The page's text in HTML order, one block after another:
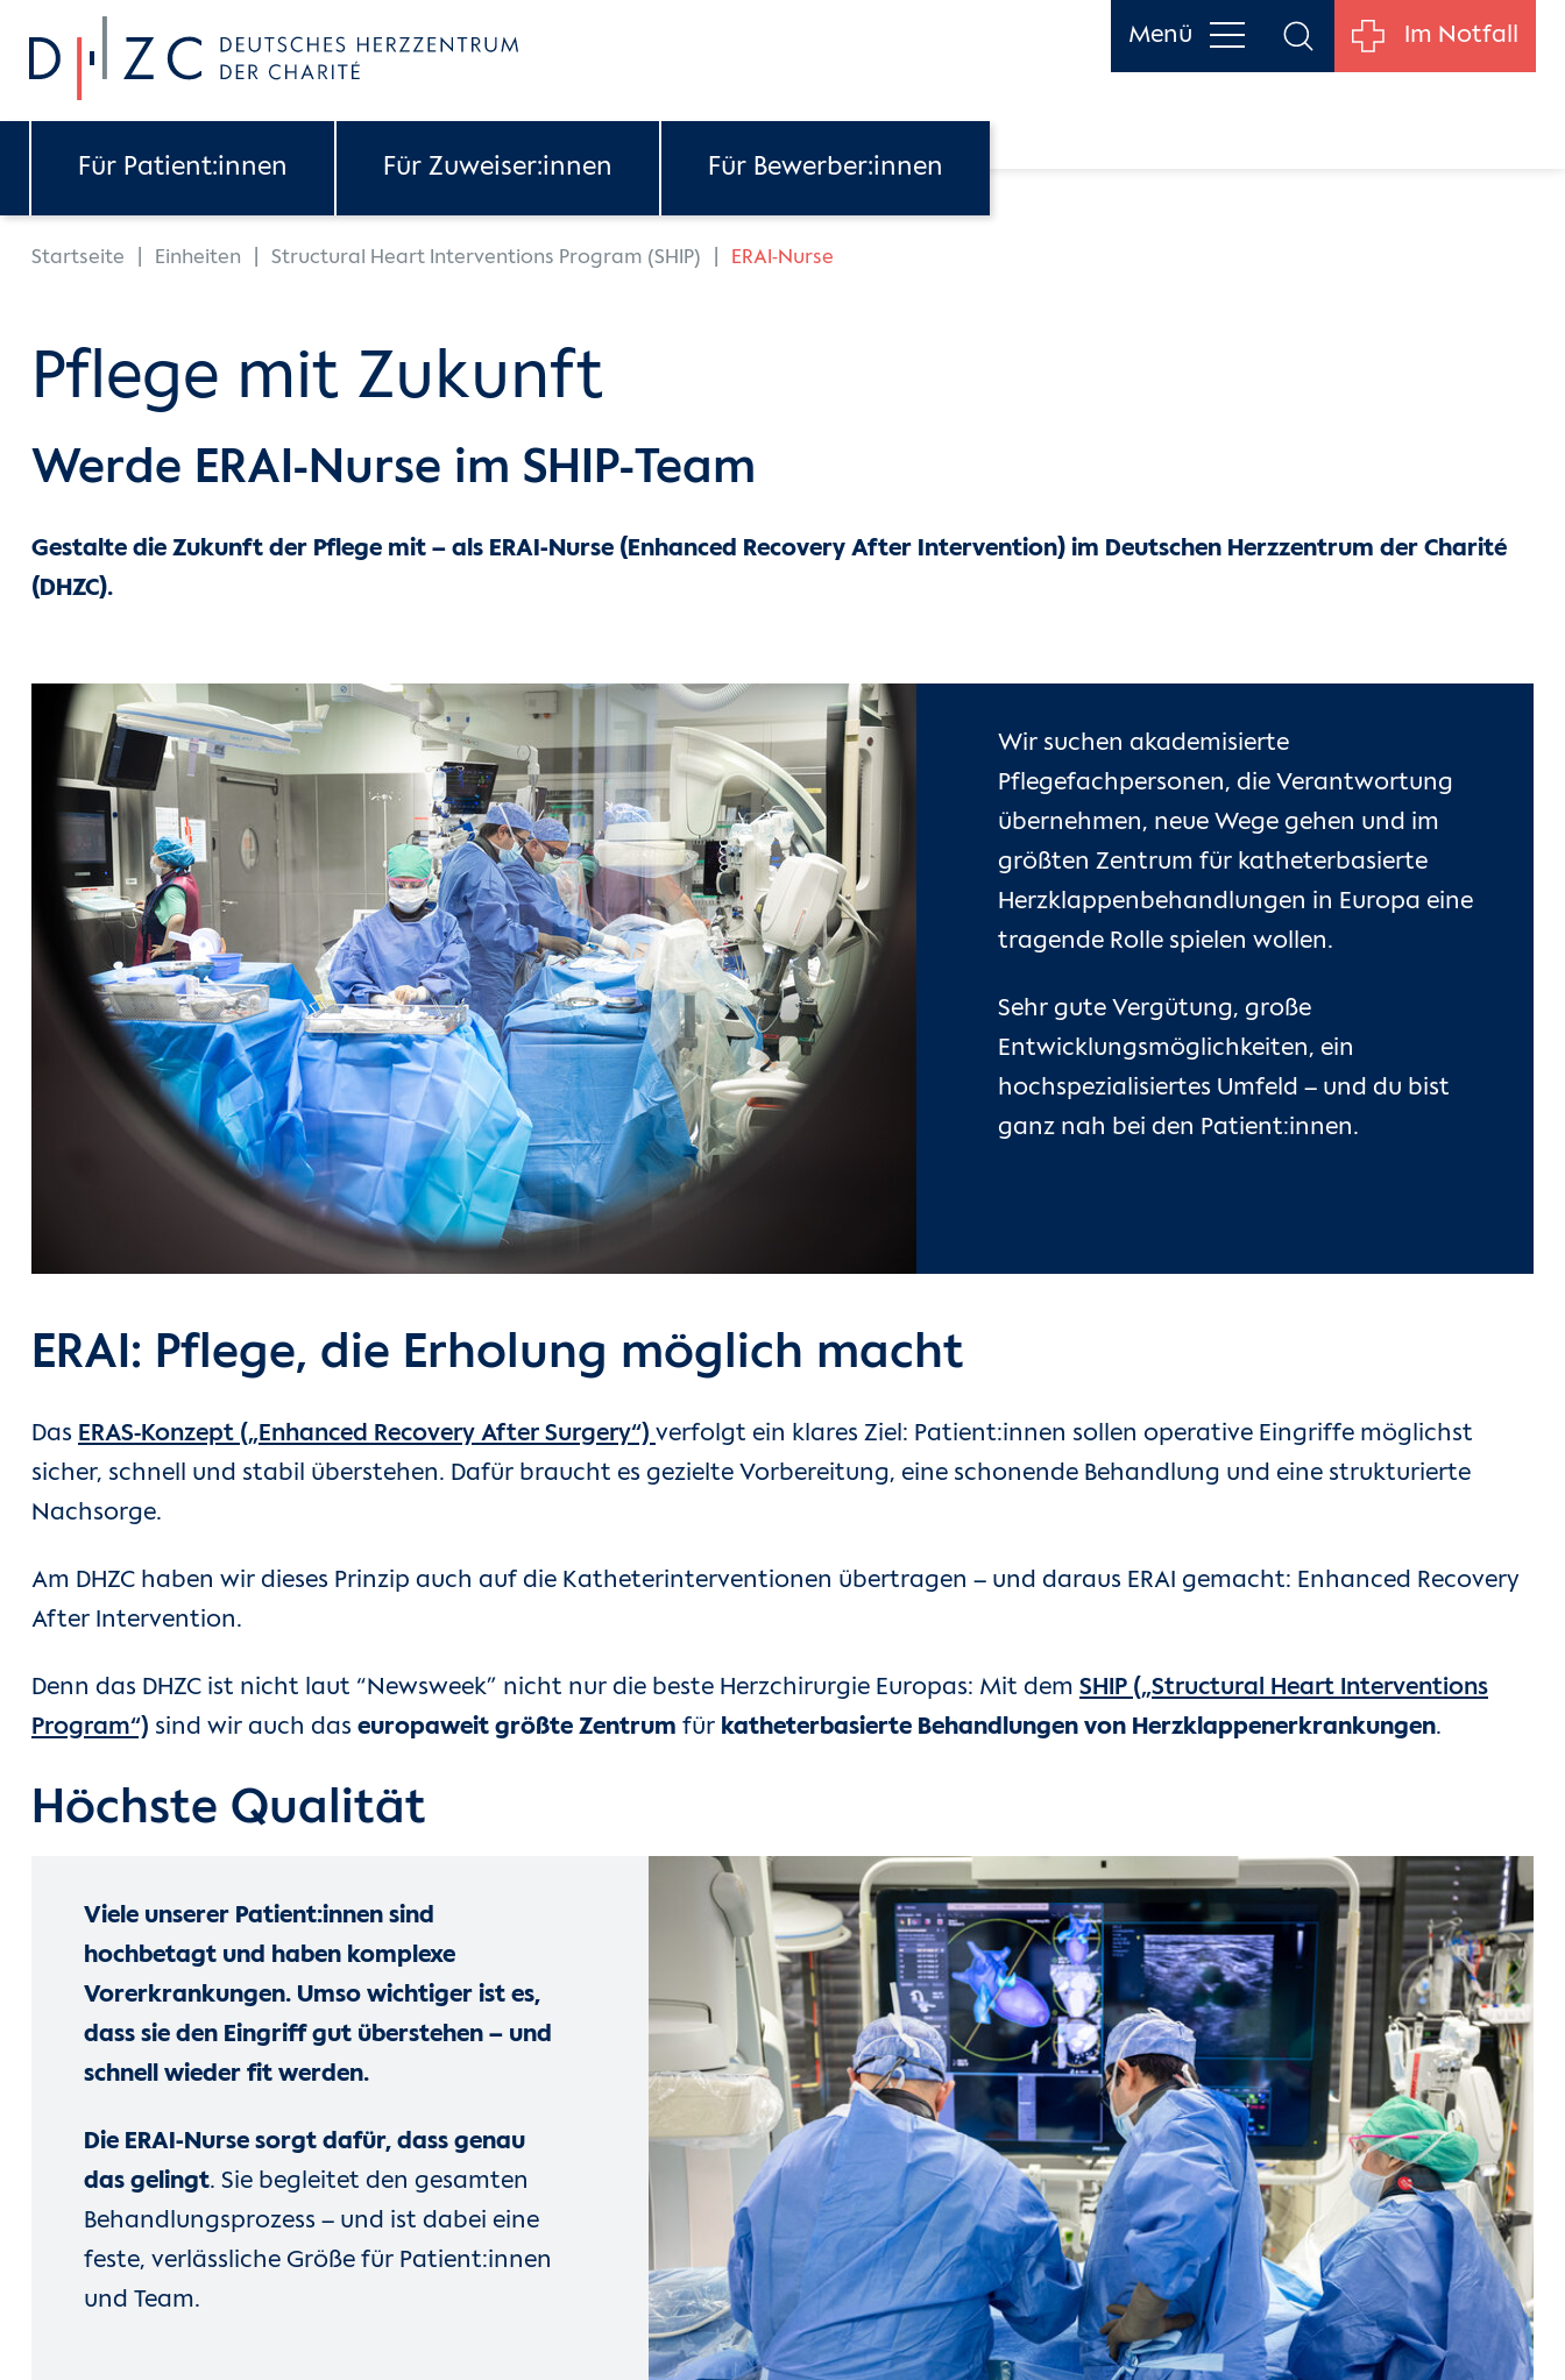
Skip to main content
Menü Im Notfall
Für Patient:innen Für Zuweiser:innen Für Bewerber:innen
You are here:
Startseite Einheiten Structural Heart Interventions Program (SHIP) ERAI-Nurse
Pflege mit Zukunft
Werde ERAI-Nurse im SHIP-Team
Gestalte die Zukunft der Pflege mit – als ERAI-Nurse (Enhanced Recovery After Intervention) im Deutschen Herzzentrum der Charité
(DHZC).
Wir suchen akademisierte
Pflegefachpersonen, die Verantwortung
übernehmen, neue Wege gehen und im
größten Zentrum für katheterbasierte
Herzklappenbehandlungen in Europa eine
tragende Rolle spielen wollen.
Sehr gute Vergütung, große
Entwicklungsmöglichkeiten, ein
hochspezialisiertes Umfeld – und du bist
ganz nah bei den Patient:innen.
ERAI: Pflege, die Erholung möglich macht
Das ERAS-Konzept („Enhanced Recovery After Surgery“) verfolgt ein klares Ziel: Patient:innen sollen operative Eingriffe möglichst
sicher, schnell und stabil überstehen. Dafür braucht es gezielte Vorbereitung, eine schonende Behandlung und eine strukturierte
Nachsorge.
Am DHZC haben wir dieses Prinzip auch auf die Katheterinterventionen übertragen – und daraus ERAI gemacht: Enhanced Recovery
After Intervention.
Denn das DHZC ist nicht laut “Newsweek” nicht nur die beste Herzchirurgie Europas: Mit dem SHIP („Structural Heart Interventions
Program“) sind wir auch das europaweit größte Zentrum für katheterbasierte Behandlungen von Herzklappenerkrankungen.
Höchste Qualität
Viele unserer Patient:innen sind
hochbetagt und haben komplexe
Vorerkrankungen. Umso wichtiger ist es,
dass sie den Eingriff gut überstehen – und
schnell wieder fit werden.
Die ERAI-Nurse sorgt dafür, dass genau
das gelingt. Sie begleitet den gesamten
Behandlungsprozess – und ist dabei eine
feste, verlässliche Größe für Patient:innen
und Team.